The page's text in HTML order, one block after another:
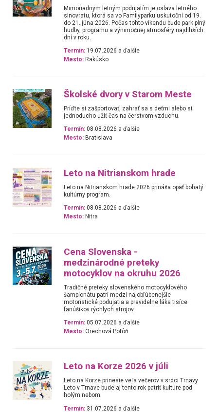
Mimoriadnym letným podujatím je oslava letného
slnovratu, ktorá sa vo Familyparku uskutoční od 19.
do 21. júna 2026. Počas tohto víkendu bude park plný
hudby, programu a výnimočnej atmosféry najdlhších
dní v roku.
Termín: 19.07.2026 a ďalšie
Mesto: Rakúsko
Školské dvory v Starom Meste
Príďte si zašportovať, zahrať sa s deťmi alebo si
jednoducho užiť čas na čerstvom vzduchu.
Termín: 08.08.2026 a ďalšie
Mesto: Bratislava
Leto na Nitrianskom hrade
Leto na Nitrianskom hrade 2026 prináša opäť bohatý
kultúrny program.
Termín: 08.08.2026 a ďalšie
Mesto: Nitra
Cena Slovenska -
medzinárodné preteky
motocyklov na okruhu 2026
Tradičné preteky slovenského motocyklového
šampionátu patrí medzi najobľúbenejšie
motoristické podujatia a pravidelne láka tisíce
fanúšikov rýchlych strojov.
Termín: 05.07.2026 a ďalšie
Mesto: Orechová Potôň
Leto na Korze 2026 v júli
Leto na Korze prinesie veľa večerov v srdci Trnavy
Leto v Trnave bude aj tento rok patriť kultúre pod
holým nebom.
Termín: 31.07.2026 a ďalšie